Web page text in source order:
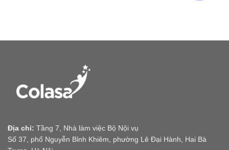
Địa chỉ: Tầng 7, Nhà làm việc Bộ Nội vụ
Số 37, phố Nguyễn Bỉnh Khiêm, phường Lê Đại Hành, Hai Bà